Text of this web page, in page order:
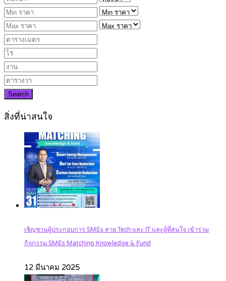
Search
สิ่งที่น่าสนใจ
เชิญชวนผู้ประกอบการ SMEs สาย Tech และ IT และผู้ที่สนใจ เข้าร่วม
กิจกรรม SMEs Matching Knowledge & Fund
12 มีนาคม 2025